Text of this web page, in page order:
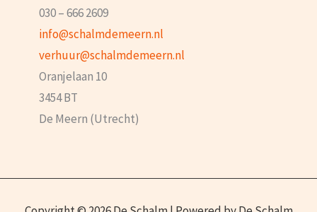
030 – 666 2609
info@schalmdemeern.nl
verhuur@schalmdemeern.nl
Oranjelaan 10
3454 BT
De Meern (Utrecht)